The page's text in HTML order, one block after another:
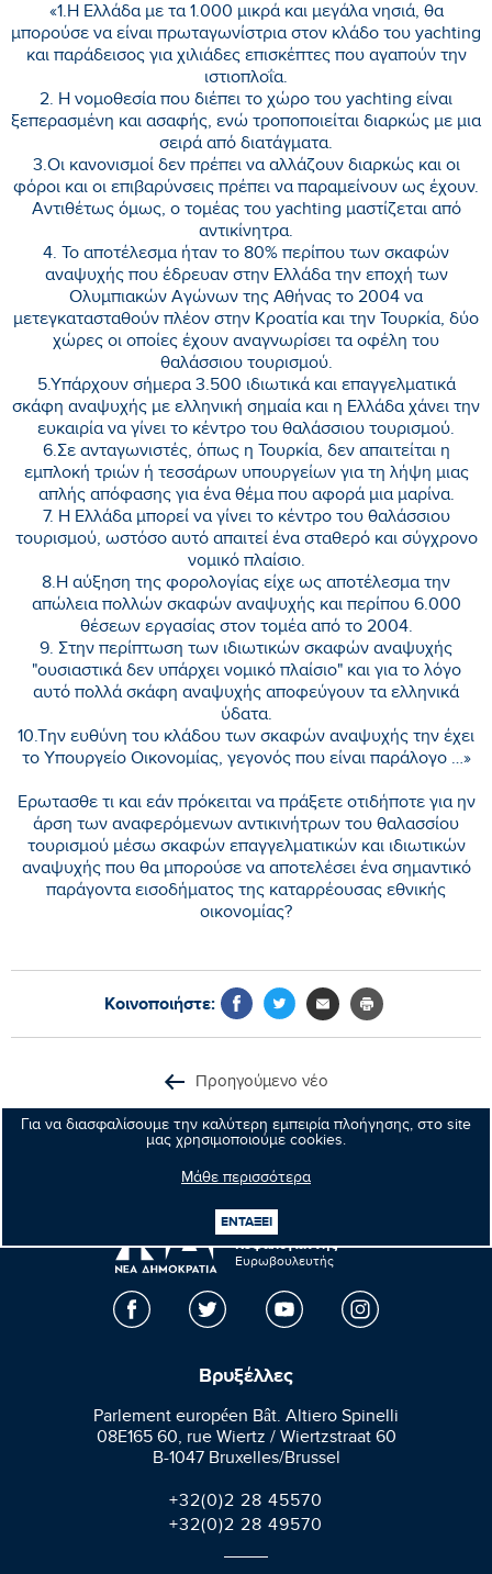
Για να διασφαλίσουμε την καλύτερη εμπειρία πλοήγησης, στο site
μας χρησιμοποιούμε cookies.
Μάθε περισσότερα
ΕΝΤΑΞΕΙ
«1.Η Ελλάδα με τα 1.000 μικρά και μεγάλα νησιά, θα
μπορούσε να είναι πρωταγωνίστρια στον κλάδο του yachting
και παράδεισος για χιλιάδες επισκέπτες που αγαπούν την
ιστιοπλοΐα.
2. Η νομοθεσία που διέπει το χώρο του yachting είναι
ξεπερασμένη και ασαφής, ενώ τροποποιείται διαρκώς με μια
σειρά από διατάγματα.
3.Οι κανονισμοί δεν πρέπει να αλλάζουν διαρκώς και οι
φόροι και οι επιβαρύνσεις πρέπει να παραμείνουν ως έχουν.
Αντιθέτως όμως, ο τομέας του yachting μαστίζεται από
αντικίνητρα.
4. Το αποτέλεσμα ήταν το 80% περίπου των σκαφών
αναψυχής που έδρευαν στην Ελλάδα την εποχή των
Ολυμπιακών Αγώνων της Αθήνας το 2004 να
μετεγκατασταθούν πλέον στην Κροατία και την Τουρκία, δύο
χώρες οι οποίες έχουν αναγνωρίσει τα οφέλη του
θαλάσσιου τουρισμού.
5.Υπάρχουν σήμερα 3.500 ιδιωτικά και επαγγελματικά
σκάφη αναψυχής με ελληνική σημαία και η Ελλάδα χάνει την
ευκαιρία να γίνει το κέντρο του θαλάσσιου τουρισμού.
6.Σε ανταγωνιστές, όπως η Τουρκία, δεν απαιτείται η
εμπλοκή τριών ή τεσσάρων υπουργείων για τη λήψη μιας
απλής απόφασης για ένα θέμα που αφορά μια μαρίνα.
7. Η Ελλάδα μπορεί να γίνει το κέντρο του θαλάσσιου
τουρισμού, ωστόσο αυτό απαιτεί ένα σταθερό και σύγχρονο
νομικό πλαίσιο.
8.Η αύξηση της φορολογίας είχε ως αποτέλεσμα την
απώλεια πολλών σκαφών αναψυχής και περίπου 6.000
θέσεων εργασίας στον τομέα από το 2004.
9. Στην περίπτωση των ιδιωτικών σκαφών αναψυχής
"ουσιαστικά δεν υπάρχει νομικό πλαίσιο" και για το λόγο
αυτό πολλά σκάφη αναψυχής αποφεύγουν τα ελληνικά
ύδατα.
10.Την ευθύνη του κλάδου των σκαφών αναψυχής την έχει
το Υπουργείο Οικονομίας, γεγονός που είναι παράλογο …»
Ερωτασθε τι και εάν πρόκειται να πράξετε οτιδήποτε για ην
άρση των αναφερόμενων αντικινήτρων του θαλασσίου
τουρισμού μέσω σκαφών επαγγελματικών και ιδιωτικών
αναψυχής που θα μπορούσε να αποτελέσει ένα σημαντικό
παράγοντα εισοδήματος της καταρρέουσας εθνικής
οικονομίας?
Κοινοποιήστε:
Προηγούμενο νέο
Επόμενο νέο
Μανώλης
Κεφαλογιάννης
Ευρωβουλευτής
Βρυξέλλες
Parlement européen Bât. Altiero Spinelli
08E165 60, rue Wiertz / Wiertzstraat 60
B-1047 Bruxelles/Brussel
+32(0)2 28 45570
+32(0)2 28 49570